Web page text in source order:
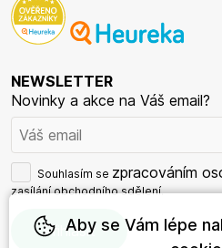
NEWSLETTER
Novinky a akce na Váš email?
Souhlasím se zpracováním
zasílání obchodního sdělení.
Aby se Vám lépe